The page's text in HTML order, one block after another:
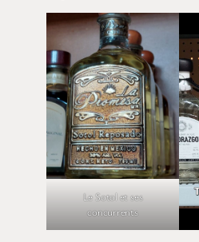
Le Sotol et ses
concurrents